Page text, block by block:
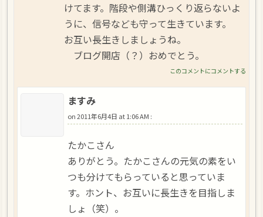
けてます。階段や側溝ひっくり返らないよ
うに、信号なども守って生きています。
お互い長生きしましょうね。
ブログ開店（？）おめでとう。
このコメントにコメントする
ますみ
on2011年6月4日 at 1:06 AM :
たかこさん
ありがとう。たかこさんの元気の素をい
つも分けてもらっていると思っていま
す。ホント、お互いに長生きを目指しま
しょ（笑）。